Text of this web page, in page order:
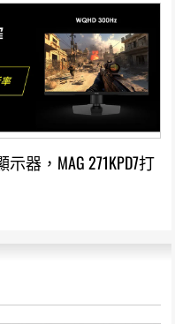
器，MAG 271KPD7打